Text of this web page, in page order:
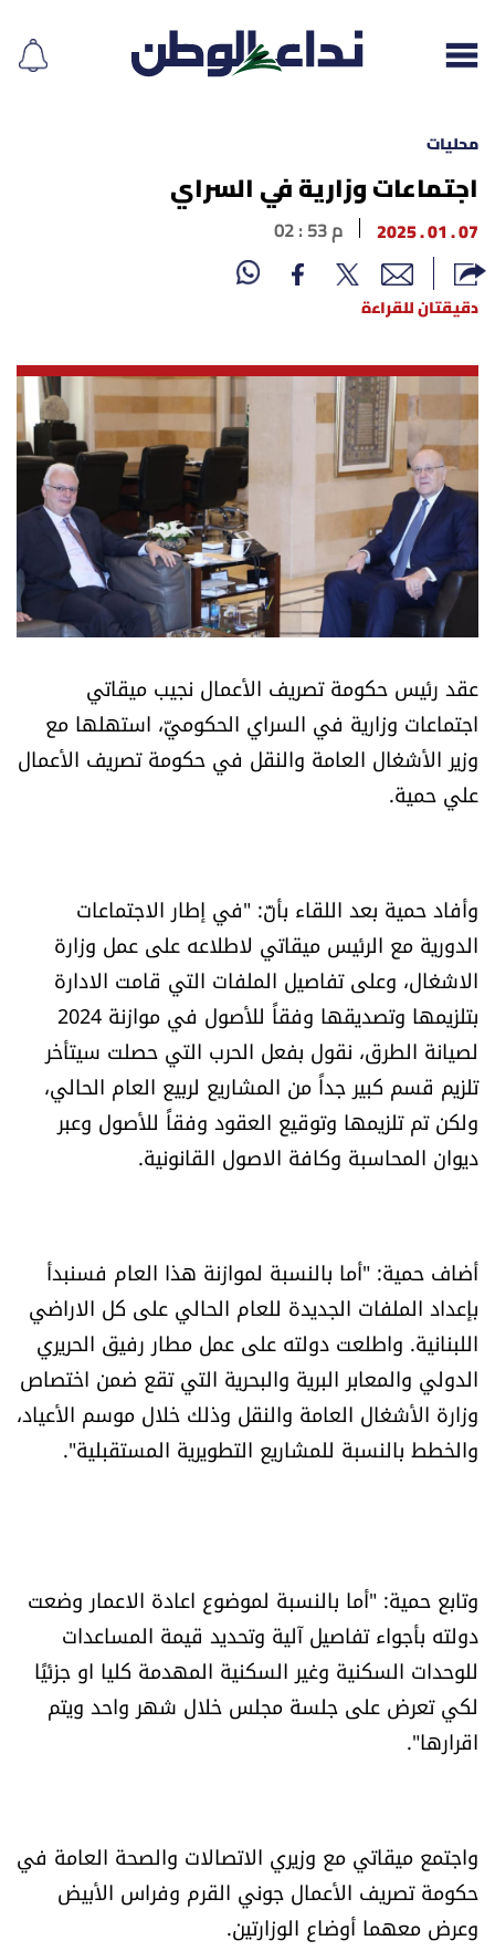
إقرأ الجريدة
لبنان
نداء اليوم
محليات
أسرار
متفرقات
نداء القرّاء
خاص الموقع
كتّابنا
آراء
اقتصاد
العالم
الصحافة الإسرائيلية
ثقافة وفنون
اقرأ تضحك
كاميرا
سجالات
صحّة وصحن
حظّك اليوم
للتاريخ
فيديو
من نحن
للتواصل معنا
محليات
اجتماعات وزارية في السراي
07 . 01 . 2025 02 : 53 م
دقيقتان للقراءة
عقد رئيس حكومة تصريف الأعمال نجيب ميقاتي
اجتماعات وزارية في السراي الحكوميّ، استهلها مع
وزير الأشغال العامة والنقل في حكومة تصريف الأعمال
علي حمية.
وأفاد حمية بعد اللقاء بأنّ: "في إطار الاجتماعات
الدورية مع الرئيس ميقاتي لاطلاعه على عمل وزارة
الاشغال، وعلى تفاصيل الملفات التي قامت الادارة
بتلزيمها وتصديقها وفقاً للأصول في موازنة 2024
لصيانة الطرق، نقول بفعل الحرب التي حصلت سيتأخر
تلزيم قسم كبير جداً من المشاريع لربيع العام الحالي،
ولكن تم تلزيمها وتوقيع العقود وفقاً للأصول وعبر
ديوان المحاسبة وكافة الاصول القانونية.
أضاف حمية: "أما بالنسبة لموازنة هذا العام فسنبدأ
بإعداد الملفات الجديدة للعام الحالي على كل الاراضي
اللبنانية. واطلعت دولته على عمل مطار رفيق الحريري
الدولي والمعابر البرية والبحرية التي تقع ضمن اختصاص
وزارة الأشغال العامة والنقل وذلك خلال موسم الأعياد،
والخطط بالنسبة للمشاريع التطويرية المستقبلية".
وتابع حمية: "أما بالنسبة لموضوع اعادة الاعمار وضعت
دولته بأجواء تفاصيل آلية وتحديد قيمة المساعدات
للوحدات السكنية وغير السكنية المهدمة كليا او جزئيًا
لكي تعرض على جلسة مجلس خلال شهر واحد ويتم
اقرارها".
واجتمع ميقاتي مع وزيري الاتصالات والصحة العامة في
حكومة تصريف الأعمال جوني القرم وفراس الأبيض
وعرض معهما أوضاع الوزارتين.